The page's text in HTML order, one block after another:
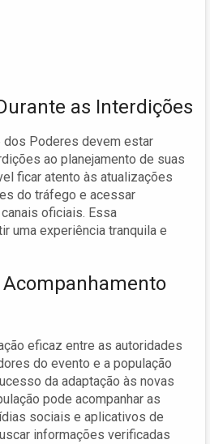
as Interdições
Poderes devem estar
ao planejamento de suas
ficar atento às atualizações
do tráfego e acessar
oficiais. Essa
uma experiência tranquila e
eficaz entre as autoridades
do evento e a população
da adaptação às novas
pode acompanhar as
sociais e aplicativos de
informações verificadas